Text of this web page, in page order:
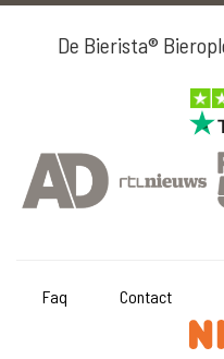
De Bierista®
Faq Contact